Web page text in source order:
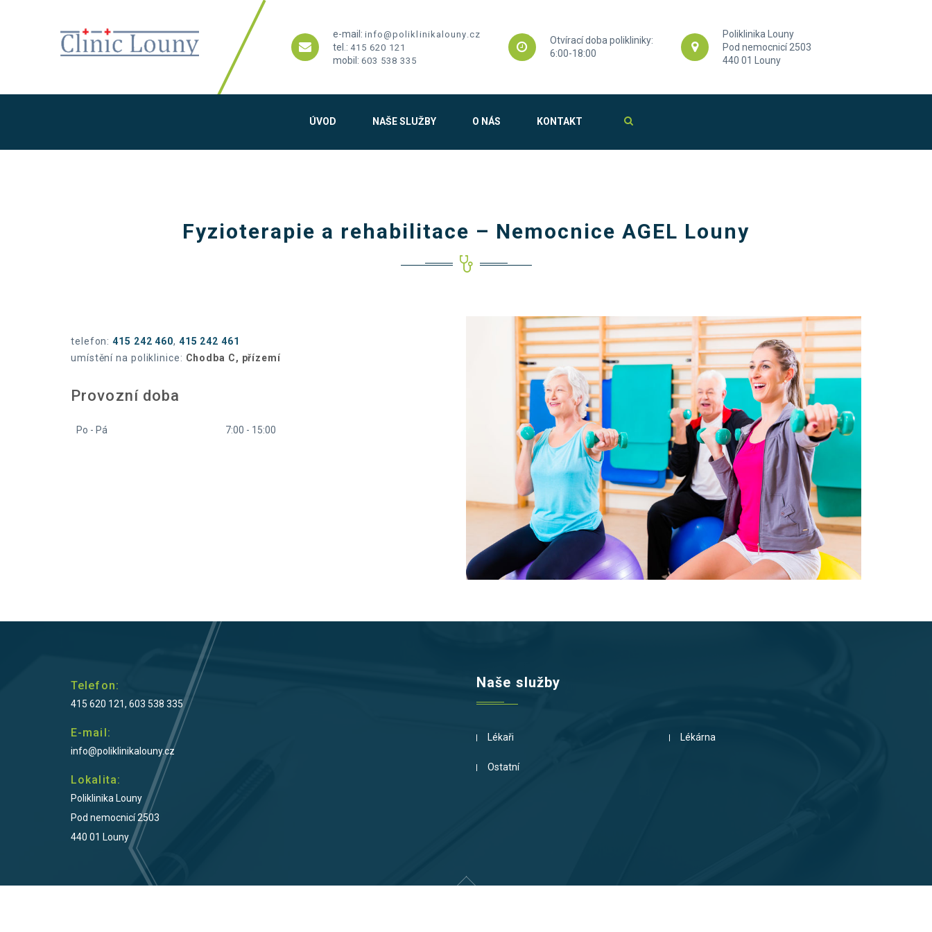
e-mail: info@poliklinikalouny.cz
tel.: 415 620 121
mobil: 603 538 335
Otvírací doba polikliniky:
6:00-18:00
Poliklinika Louny
Pod nemocnicí 2503
440 01 Louny
ÚVOD NAŠE SLUŽBY O NÁS KONTAKT
Fyzioterapie a rehabilitace – Nemocnice AGEL Louny
telefon:415 242 460, 415 242 461
umístění na poliklinice: Chodba C, přízemí
Provozní doba
Po - Pá 7:00 - 15:00
Telefon:
415 620 121, 603 538 335
E-mail:
info@poliklinikalouny.cz
Lokalita:
Poliklinika Louny
Pod nemocnicí 2503
440 01 Louny
Naše služby
Lékaři Lékárna
Ostatní